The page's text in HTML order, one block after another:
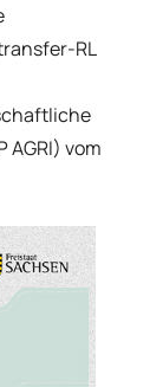
RL
AGRI) vom